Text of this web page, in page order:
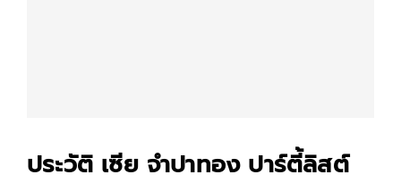
ประวัติ เซีย จำปาทอง ปาร์ตี้ลิสต์